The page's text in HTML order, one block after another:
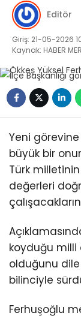
Editör
Giriş: 21-05-2026
Kaynak: HABER
Yeni
büyük bir
Türk
değerleri
koyduğu milli
olduğunu
bilinciyle
Ferhuşoğlu